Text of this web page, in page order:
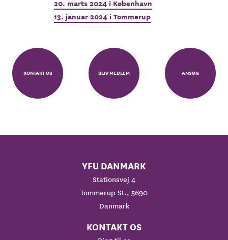
20. marts 2024 i København
13. januar 2024 i Tommerup
KONTAKT OS BLIV MEDLEM ANSØG
YFU DANMARK
Stationsvej 4
Tommerup St., 5690
Danmark
KONTAKT OS